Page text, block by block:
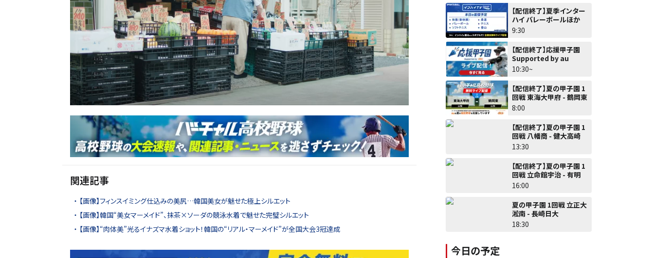
関連記事
【画像】フィンスイミング仕込みの美尻…韓国美女が魅せた極上シルエット
【画像】韓国“美女マーメイド”、抹茶×ソーダの競泳水着で魅せた完璧シルエット
【画像】“肉体美”光るイナズマ水着ショット！韓国の“リアル・マーメイド”が全国大会3冠達成
【配信終了】夏季インター
ハイ バレーボールほか
9:30
【配信終了】応援甲子園
Supported by au
10:30~
【配信終了】夏の甲子園 1
回戦 東海大甲府 - 鶴岡東
8:00
【配信終了】夏の甲子園 1
回戦 八幡商 - 健大高崎
13:30
【配信終了】夏の甲子園 1
回戦 立命館宇治 - 有明
16:00
夏の甲子園 1回戦 立正大
淞南 - 長崎日大
18:30
今日の予定